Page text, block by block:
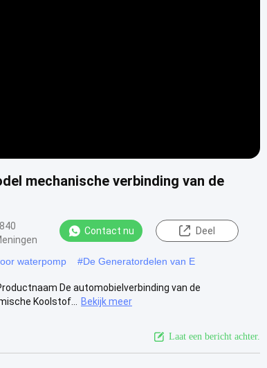
mechanische verbinding van de
Contact nu Deel
waterpomp #De Generatordelen van E
De automobielverbinding van de
Koolstof...
Bekijk meer
Laat een bericht achter.